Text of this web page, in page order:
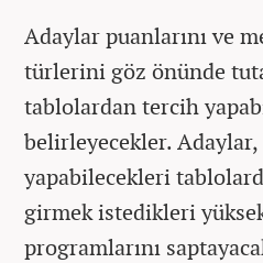
Adaylar puanlarını ve
türlerini göz önünde
tablolardan tercih
belirleyecekler.
yapabilecekleri
girmek istedikleri
programlarını